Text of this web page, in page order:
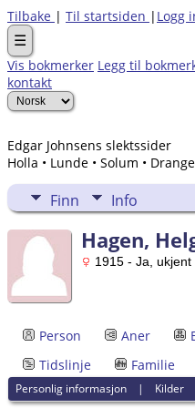
Tilbake | Til startsiden | Logg
☰
Vis bokmerker Legg til
kontakt
Edgar Johnsens slektssider
Holla • Lunde • Solum •
Finn Info
Hagen,
1915 - Ja, ukjent
Person Aner
Tidslinje
Familie
Personlig informasjon | Kilder